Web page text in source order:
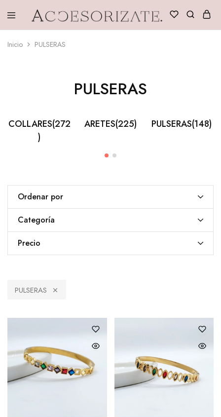
Inicio PULSERAS
PULSERAS
COLLARES(272
)
ARETES(225) PULSERAS(148)
Ordenar por
Categoría
Precio
PULSERAS